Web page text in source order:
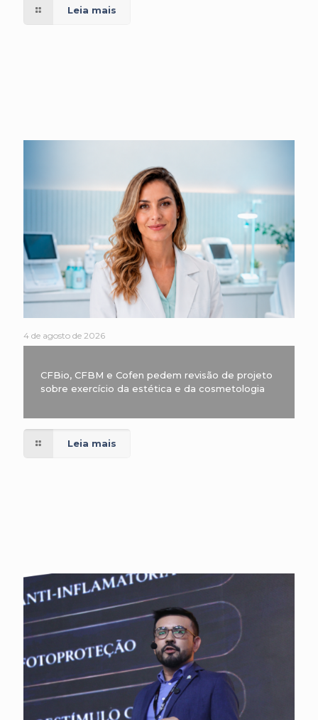
Leia mais
4 de agosto de 2026
CFBio, CFBM e Cofen pedem revisão de projeto
sobre exercício da estética e da cosmetologia
Leia mais